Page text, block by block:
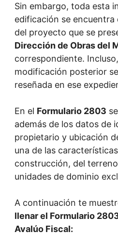
Sin embargo, toda esta
edificación se
del proyecto que se
Dirección de Obras del
correspondiente.
modificación posterior
reseñada en ese
En el Formulario 2803
además de los datos de
propietario y ubicación
una de las
construcción, del
unidades de dominio
A continuación te
llenar el Formulario
Avalúo Fiscal: